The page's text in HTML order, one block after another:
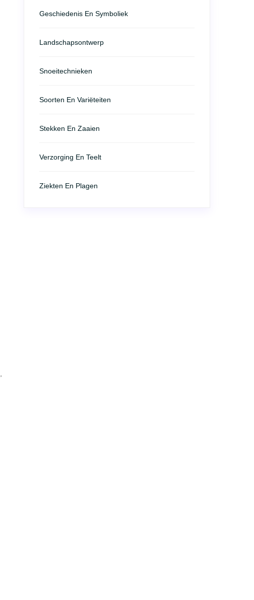
Geschiedenis En Symboliek
Landschapsontwerp
Snoeitechnieken
Soorten En Variëteiten
Stekken En Zaaien
Verzorging En Teelt
Ziekten En Plagen